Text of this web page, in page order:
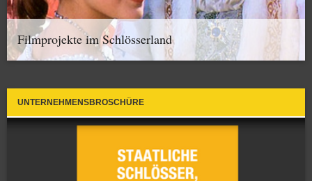
Filmprojekte im Schlösserland
UNTERNEHMENSBROSCHÜRE